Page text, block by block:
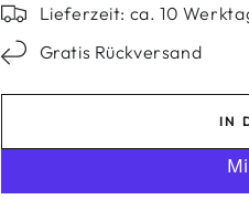
Lieferzeit: ca. 10
Gratis Rückversand
IN